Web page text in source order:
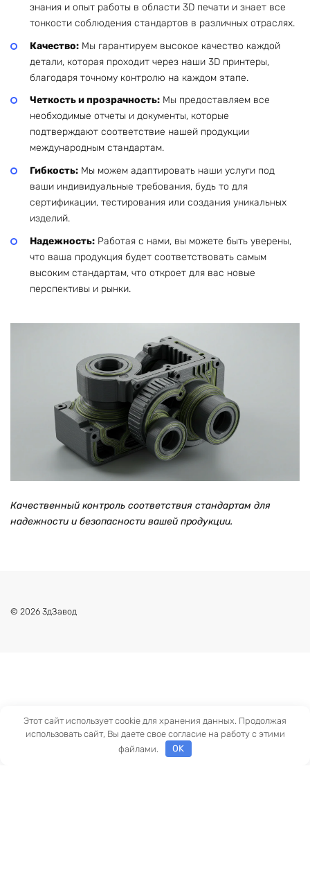
знания и опыт работы в области 3D печати и знает все
тонкости соблюдения стандартов в различных отраслях.
Качество: Мы гарантируем высокое качество каждой
детали, которая проходит через наши 3D принтеры,
благодаря точному контролю на каждом этапе.
Четкость и прозрачность: Мы предоставляем все
необходимые отчеты и документы, которые
подтверждают соответствие нашей продукции
международным стандартам.
Гибкость: Мы можем адаптировать наши услуги под
ваши индивидуальные требования, будь то для
сертификации, тестирования или создания уникальных
изделий.
Надежность: Работая с нами, вы можете быть уверены,
что ваша продукция будет соответствовать самым
высоким стандартам, что откроет для вас новые
перспективы и рынки.
Качественный контроль соответствия стандартам для
надежности и безопасности вашей продукции.
© 2026 3дЗавод
Этот сайт использует cookie для хранения данных. Продолжая
использовать сайт, Вы даете свое согласие на работу с этими
файлами.
OK